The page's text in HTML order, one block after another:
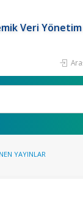
Veri
YAYINLAR